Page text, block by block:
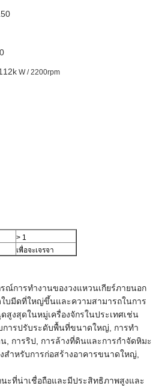
W / 2200rpm
> 1
เพื่อจะเจรจา
ณ์การทำงานของวงแหวนเกียร์ภายนอก
บมีดที่ใหญ่ขึ้นและความสามารถในการ
งสุดในหมู่เครื่องจักรในประเทศเช่น
การปรับระดับพื้นที่ขนาดใหญ่, การทำ
, การริป, การล้างที่ดินและการกำจัดหิมะ
สำหรับการก่อสร้างอาคารขนาดใหญ่,
ะที่น่าเชื่อถือและมีประสิทธิภาพสูงและ